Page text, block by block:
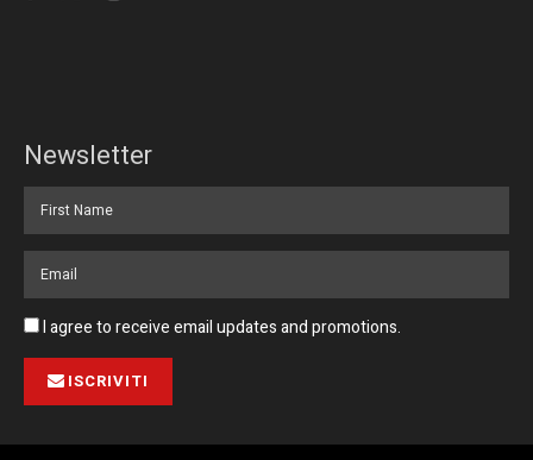
Newsletter
I agree to receive email updates and promotions.
ISCRIVITI